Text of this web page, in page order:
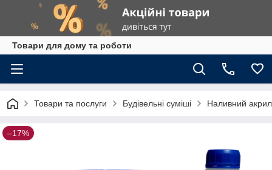
Товари для дому та роботи
Товари та послуги Будівельні суміші Наливний акрил
–17%